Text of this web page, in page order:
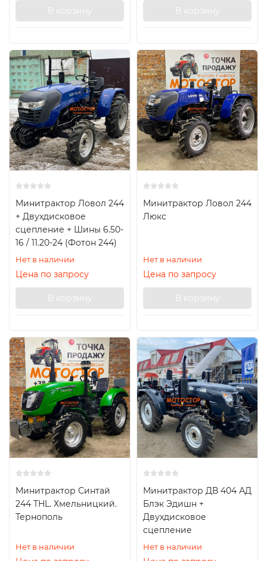
В корзину В корзину
Минитрактор Ловол 244
+ Двухдисковое
сцепление + Шины 6.50-
16 / 11.20-24 (Фотон 244)
Нет в наличии
Цена по запросу
В корзину
Минитрактор Ловол 244
Люкс
Нет в наличии
Цена по запросу
В корзину
Минитрактор Синтай
244 THL. Хмельницкий.
Тернополь
Нет в наличии
Минитрактор ДВ 404 АД
Блэк Эдишн +
Двухдисковое
сцепление
Нет в наличии